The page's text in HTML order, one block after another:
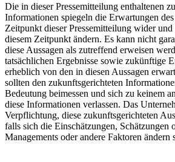
Die in dieser Pressemitteilung enthaltenen
Informationen spiegeln die Erwartungen
Zeitpunkt dieser Pressemitteilung wider
diesem Zeitpunkt ändern. Es kann nicht
diese Aussagen als zutreffend erweisen
tatsächlichen Ergebnisse sowie zukünftige
erheblich von den in diesen Aussagen
sollten den zukunftsgerichteten
Bedeutung beimessen und sich zu keinem
diese Informationen verlassen. Das
Verpflichtung, diese zukunftsgerichteten
falls sich die Einschätzungen, Schätzungen
Managements oder andere Faktoren ändern